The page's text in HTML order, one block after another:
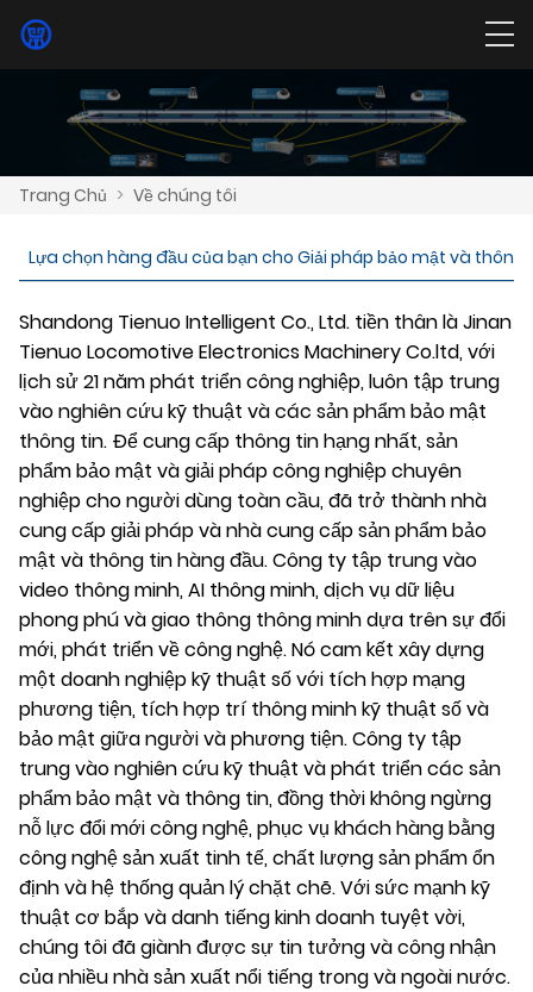
Trang Chủ > Về chúng tôi
Lựa chọn hàng đầu của bạn cho Giải pháp bảo mật và
Shandong Tienuo Intelligent Co., Ltd. tiền thân là Jinan
Tienuo Locomotive Electronics Machinery Co.ltd, với
lịch sử 21 năm phát triển công nghiệp, luôn tập trung
vào nghiên cứu kỹ thuật và các sản phẩm bảo mật
thông tin. Để cung cấp thông tin hạng nhất, sản
phẩm bảo mật và giải pháp công nghiệp chuyên
nghiệp cho người dùng toàn cầu, đã trở thành nhà
cung cấp giải pháp và nhà cung cấp sản phẩm bảo
mật và thông tin hàng đầu. Công ty tập trung vào
video thông minh, AI thông minh, dịch vụ dữ liệu
phong phú và giao thông thông minh dựa trên sự đổi
mới, phát triển về công nghệ. Nó cam kết xây dựng
một doanh nghiệp kỹ thuật số với tích hợp mạng
phương tiện, tích hợp trí thông minh kỹ thuật số và
bảo mật giữa người và phương tiện. Công ty tập
trung vào nghiên cứu kỹ thuật và phát triển các sản
phẩm bảo mật và thông tin, đồng thời không ngừng
nỗ lực đổi mới công nghệ, phục vụ khách hàng bằng
công nghệ sản xuất tinh tế, chất lượng sản phẩm ổn
định và hệ thống quản lý chặt chẽ. Với sức mạnh kỹ
thuật cơ bắp và danh tiếng kinh doanh tuyệt vời,
chúng tôi đã giành được sự tin tưởng và công nhận
của nhiều nhà sản xuất nổi tiếng trong và ngoài nước.